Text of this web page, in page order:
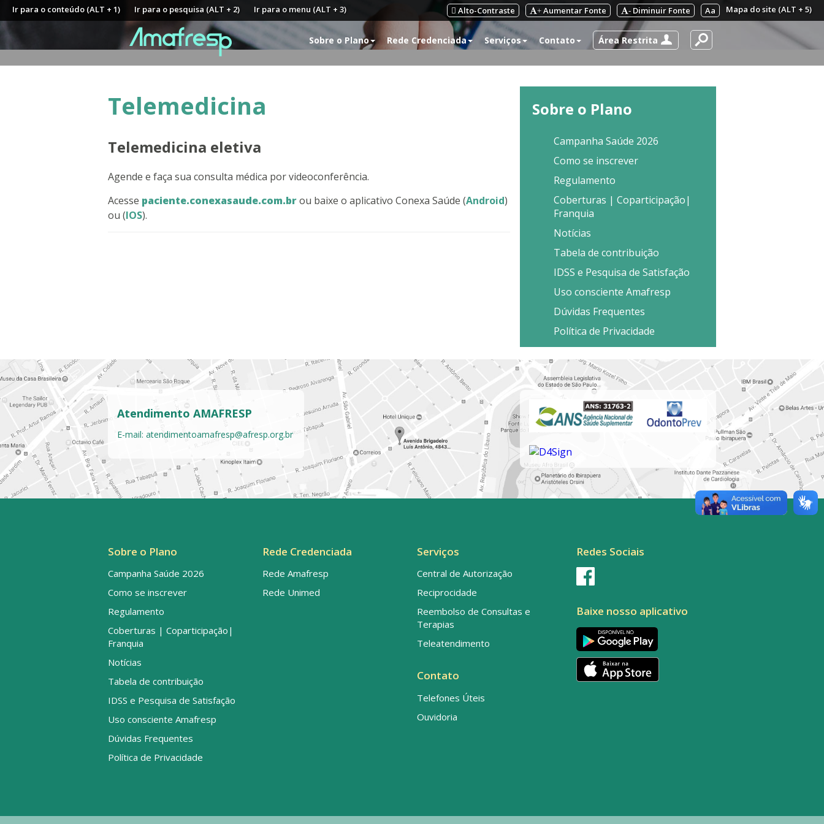
Ir para o conteúdo (ALT + 1) Ir para o pesquisa (ALT + 2) Ir para o menu (ALT + 3) Mapa do site (ALT + 5)
Aa
- Diminuir Fonte
+ Aumentar Fonte
Alto-Contraste
Sobre o Plano Rede Credenciada Serviços Contato Área Restrita
Telemedicina
Telemedicina eletiva
Agende e faça sua consulta médica por videoconferência.
Acesse paciente.conexasaude.com.brou baixe o aplicativo Conexa Saúde (Android)
ou (IOS).
Sobre o Plano
Campanha Saúde 2026
Como se inscrever
Regulamento
Coberturas | Coparticipação|
Franquia
Notícias
Tabela de contribuição
IDSS e Pesquisa de Satisfação
Uso consciente Amafresp
Dúvidas Frequentes
Política de Privacidade
Atendimento AMAFRESP
E-mail: atendimentoamafresp@afresp.org.br
Sobre o Plano
Campanha Saúde 2026
Como se inscrever
Regulamento
Coberturas | Coparticipação|
Franquia
Notícias
Tabela de contribuição
IDSS e Pesquisa de Satisfação
Uso consciente Amafresp
Dúvidas Frequentes
Política de Privacidade
Rede Credenciada
Rede Amafresp
Rede Unimed
Serviços
Central de Autorização
Reciprocidade
Reembolso de Consultas e
Terapias
Teleatendimento
Contato
Telefones Úteis
Ouvidoria
Redes Sociais
Baixe nosso aplicativo